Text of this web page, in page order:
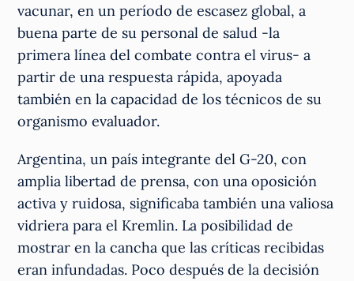
vacunar, en un período de escasez global, a
buena parte de su personal de salud -la
primera línea del combate contra el virus- a
partir de una respuesta rápida, apoyada
también en la capacidad de los técnicos de su
organismo evaluador.
Argentina, un país integrante del G-20, con
amplia libertad de prensa, con una oposición
activa y ruidosa, significaba también una valiosa
vidriera para el Kremlin. La posibilidad de
mostrar en la cancha que las críticas recibidas
eran infundadas. Poco después de la decisión